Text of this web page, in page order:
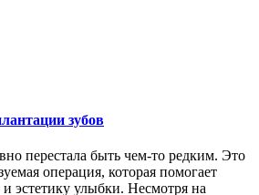
зубов
перестала быть чем-то редким. Это
операция, которая помогает
и эстетику улыбки. Несмотря на